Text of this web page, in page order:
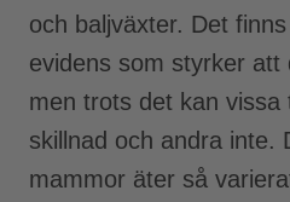
och baljväxter. Det
evidens som styrker att
men trots det kan
skillnad och andra inte.
mammor äter så